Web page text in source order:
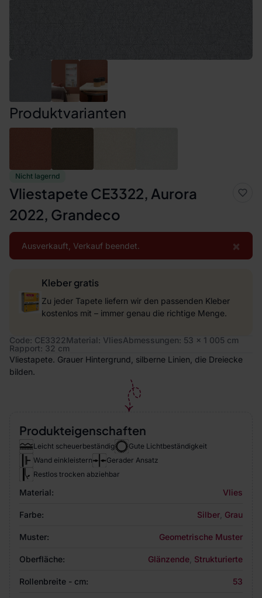
Nicht lagernd
Vliestapete CE3322, Aurora
2022, Grandeco
×
Ausverkauft, Verkauf beendet.
Kleber gratis
Zu jeder Tapete liefern wir den passenden Kleber
kostenlos mit – immer genau die richtige Menge.
Code: CE3322Material: VliesAbmessungen: 53 x 1 005 cm
Rapport: 32 cm
Vliestapete. Grauer Hintergrund, silberne Linien, die Dreiecke
bilden.
Produktvarianten
Produkteigenschaften
Leicht scheuerbeständig
Gute Lichtbeständigkeit
Wand einkleistern
Gerader Ansatz
Restlos trocken abziehbar
Material: Vlies
Farbe: Silber Grau
Muster: Geometrische Muster
Oberfläche: Glänzende Strukturierte
Rollenbreite - cm: 53